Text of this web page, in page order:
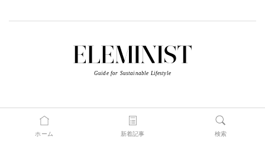
Guide for Sustainable Lifestyle
Newsletter
ホーム 新着記事 検索